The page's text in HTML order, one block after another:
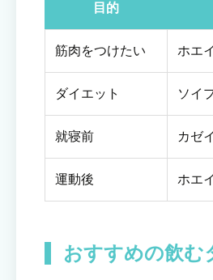
目的
筋肉をつけたい ホエ
ダイエット ソイ
就寝前 カゼ
運動後 ホエ
おすすめの飲む